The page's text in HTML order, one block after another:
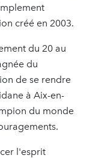
créé en 2003.
du 20 au
du
de se rendre
à Aix-en-
du monde
l'esprit